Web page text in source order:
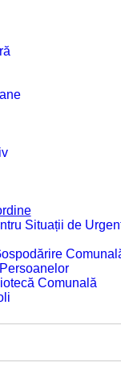
Situații de
Comunală